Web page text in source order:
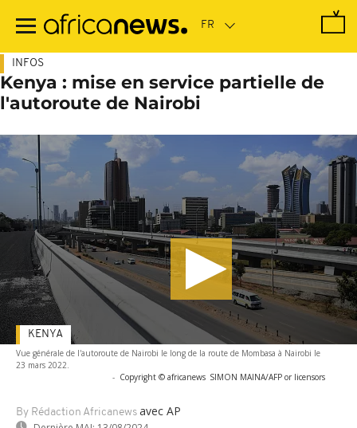
contenu
INFOS
Kenya : mise en service partielle de
l'autoroute de Nairobi
Vue générale de l'autoroute de Nairobi le long de la route de Mombasa à Nairobi le
23 mars 2022.
- Copyright © africanews SIMON MAINA/AFP or licensors
By Rédaction Africanews avec AP
KENYA